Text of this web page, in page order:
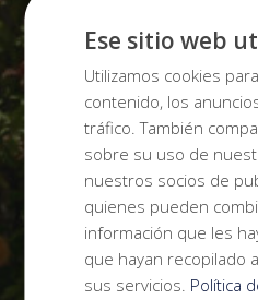
Ese sitio web
Utilizamos cookies
contenido, los
tráfico. También
sobre su uso de
nuestros socios de
quienes pueden
información que les
que hayan recopilado
sus servicios. Política